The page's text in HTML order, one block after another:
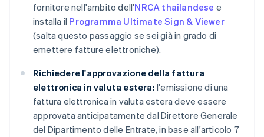
fornitore nell'ambito dell'NRCA thailandese e
installa il Programma Ultimate Sign & Viewer
(salta questo passaggio se sei già in grado di
emettere fatture elettroniche).
Richiedere l'approvazione della fattura
elettronica in valuta estera: l'emissione di una
fattura elettronica in valuta estera deve essere
approvata anticipatamente dal Direttore Generale
del Dipartimento delle Entrate, in base all'articolo 7